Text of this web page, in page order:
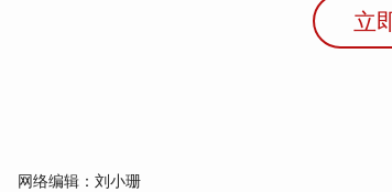
立
网络编辑：刘小珊